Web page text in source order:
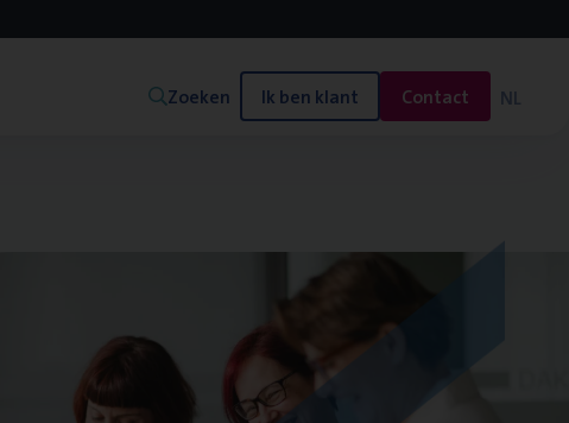
Zoeken Ik ben klant Contact NL